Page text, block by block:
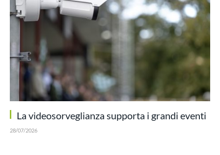
La videosorveglianza supporta i grandi eventi
28/07/2026